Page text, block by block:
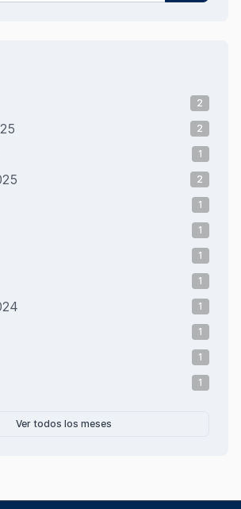
2
2
1
2
1
1
1
1
1
1
1
1
Ver todos los meses